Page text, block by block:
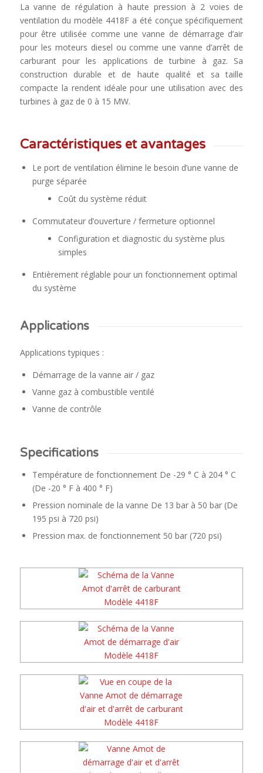
La vanne de régulation à haute pression à 2 voies de
ventilation du modèle 4418F a été conçue spécifiquement
pour être utilisée comme une vanne de démarrage d’air
pour les moteurs diesel ou comme une vanne d’arrêt de
carburant pour les applications de turbine à gaz. Sa
construction durable et de haute qualité et sa taille
compacte la rendent idéale pour une utilisation avec des
turbines à gaz de 0 à 15 MW.
Caractéristiques et avantages
Le port de ventilation élimine le besoin d’une vanne de
purge séparée
Coût du système réduit
Commutateur d’ouverture / fermeture optionnel
Configuration et diagnostic du système plus
simples
Entièrement réglable pour un fonctionnement optimal
du système
Applications
Applications typiques :
Démarrage de la vanne air / gaz
Vanne gaz à combustible ventilé
Vanne de contrôle
Specifications
Température de fonctionnement De -29 ° C à 204 ° C
(De -20 ° F à 400 ° F)
Pression nominale de la vanne De 13 bar à 50 bar (De
195 psi à 720 psi)
Pression max. de fonctionnement 50 bar (720 psi)